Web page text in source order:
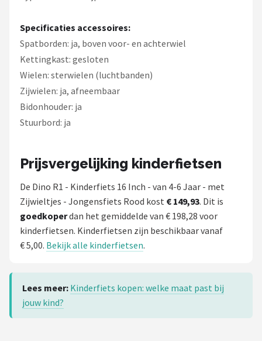
Specificaties accessoires:
Spatborden: ja, boven voor- en achterwiel
Kettingkast: gesloten
Wielen: sterwielen (luchtbanden)
Zijwielen: ja, afneembaar
Bidonhouder: ja
Stuurbord: ja
Prijsvergelijking kinderfietsen
De Dino R1 - Kinderfiets 16 Inch - van 4-6 Jaar - met
Zijwieltjes - Jongensfiets Rood kost € 149,93. Dit is
goedkoperdan het gemiddelde van € 198,28 voor
kinderfietsen. Kinderfietsen zijn beschikbaar vanaf
€ 5,00. Bekijk alle kinderfietsen.
Lees meer: Kinderfiets kopen: welke maat past bij
jouw kind?